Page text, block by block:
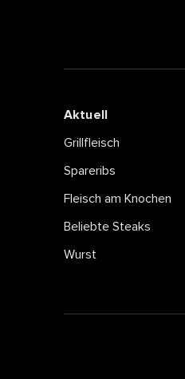
Aktuell
Grillfleisch
Spareribs
Fleisch am Knochen
Beliebte Steaks
Wurst